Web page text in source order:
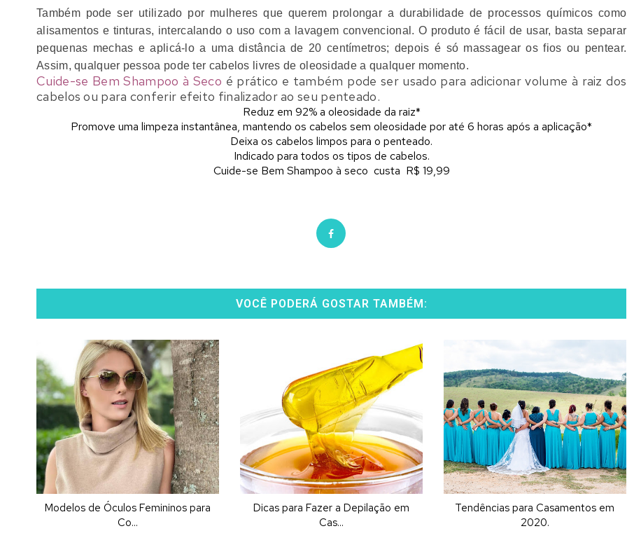
Também pode ser utilizado por mulheres que querem prolongar a durabilidade de processos químicos como
alisamentos e tinturas, intercalando o uso com a lavagem convencional. O produto é fácil de usar, basta separar
pequenas mechas e aplicá-lo a uma distância de 20 centímetros; depois é só massagear os fios ou pentear.
Assim, qualquer pessoa pode ter cabelos livres de oleosidade a qualquer momento.
Cuide-se Bem Shampoo à Seco é prático e também pode ser usado para adicionar volume à raiz dos
cabelos ou para conferir efeito finalizador ao seu penteado.
Reduz em 92% a oleosidade da raiz*
Promove uma limpeza instantânea, mantendo os cabelos sem oleosidade por até 6 horas após a aplicação*
Deixa os cabelos limpos para o penteado.
Indicado para todos os tipos de cabelos.
Cuide-se Bem Shampoo à seco custa R$ 19,99
VOCÊ PODERÁ GOSTAR TAMBÉM:
Modelos de Óculos Femininos para
Co...
Dicas para Fazer a Depilação em
Cas...
Tendências para Casamentos em
2020.